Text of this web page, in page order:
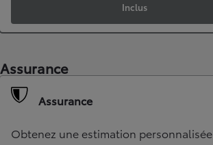
Inclus
Assurance
Assurance
Obtenez une estimation personnalisée